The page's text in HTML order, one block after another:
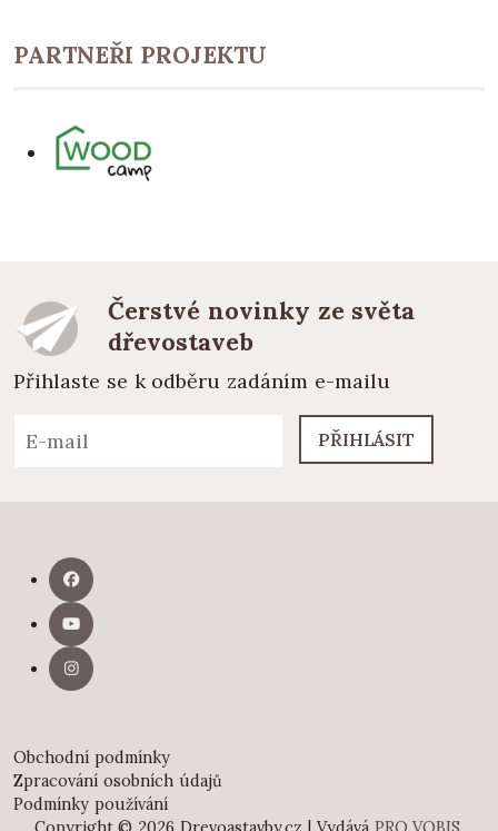
PARTNEŘI PROJEKTU
Čerstvé novinky ze světa
dřevostaveb
Přihlaste se k odběru zadáním e-mailu
PŘIHLÁSIT
Obchodní podmínky
Zpracování osobních údajů
Podmínky používání